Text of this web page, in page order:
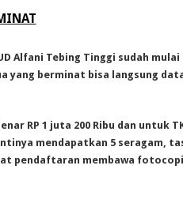
Alfani Tebing Tinggi sudah
yang berminat bisa langsung
RP 1 juta 200 Ribu dan untuk
mendapatkan 5 seragam,
pendaftaran membawa